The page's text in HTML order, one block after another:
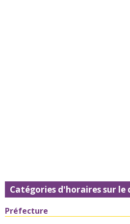
Catégories d'horaires sur
Préfecture